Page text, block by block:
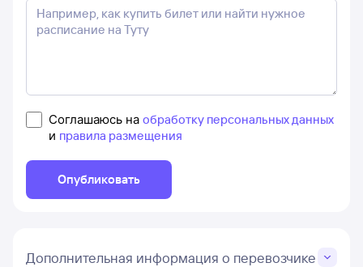
Соглашаюсь на обработку персональных данных
и правила размещения
Опубликовать
Дополнительная информация о перевозчике